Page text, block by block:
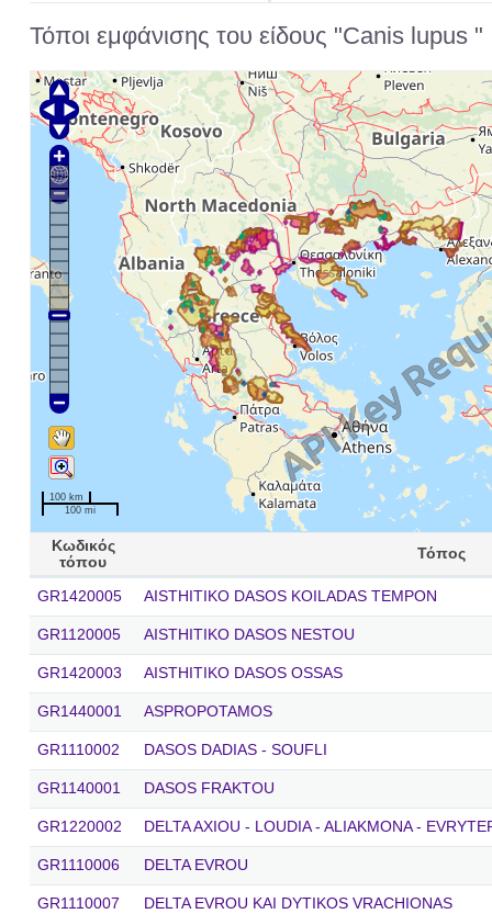
Τόποι εμφάνισης του είδους "Canis lupus "
100 km
100 mi
Κωδικός
τόπου
Τόπος
GR1420005 AISTHITIKO DASOS KOILADAS TEMPON
GR1120005 AISTHITIKO DASOS NESTOU
GR1420003 AISTHITIKO DASOS OSSAS
GR1440001 ASPROPOTAMOS
GR1110002 DASOS DADIAS - SOUFLI
GR1140001 DASOS FRAKTOU
GR1220002 DELTA AXIOU - LOUDIA - ALIAKMONA -
GR1110006 DELTA EVROU
GR1110007 DELTA EVROU KAI DYTIKOS VRACHIONAS